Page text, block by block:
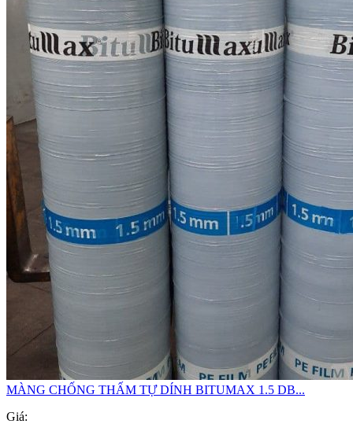
MÀNG CHỐNG THẤM TỰ DÍNH BITUMAX 1.5 DB...
Giá: